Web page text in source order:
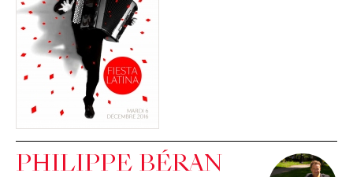
PHILIPPE BÉRAN